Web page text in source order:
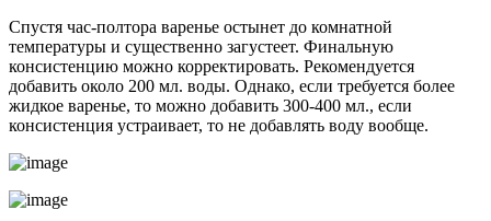
Спустя час-полтора варенье остынет до комнатной
температуры и существенно загустеет. Финальную
консистенцию можно корректировать. Рекомендуется
добавить около 200 мл. воды. Однако, если требуется более
жидкое варенье, то можно добавить 300-400 мл., если
консистенция устраивает, то не добавлять воду вообще.